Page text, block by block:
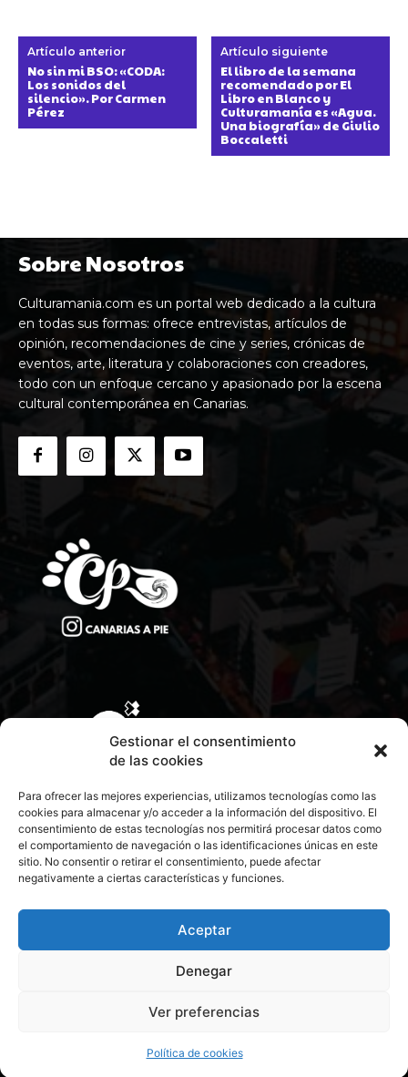
Gestionar el consentimiento
de las cookies
Para ofrecer las mejores experiencias, utilizamos tecnologías como las
cookies para almacenar y/o acceder a la información del dispositivo. El
consentimiento de estas tecnologías nos permitirá procesar datos como
el comportamiento de navegación o las identificaciones únicas en este
sitio. No consentir o retirar el consentimiento, puede afectar
negativamente a ciertas características y funciones.
Aceptar
Denegar
Ver preferencias
Política de cookies
Artículo anterior
No sin mi BSO: «CODA:
Los sonidos del
silencio». Por Carmen
Pérez
Artículo siguiente
El libro de la semana
recomendado por El
Libro en Blanco y
Culturamanía es «Agua.
Una biografía» de Giulio
Boccaletti
Sobre Nosotros
Culturamania.com es un portal web dedicado a la cultura
en todas sus formas: ofrece entrevistas, artículos de
opinión, recomendaciones de cine y series, crónicas de
eventos, arte, literatura y colaboraciones con creadores,
todo con un enfoque cercano y apasionado por la escena
cultural contemporánea en Canarias.
CONTACTA CON NOSOTROS
© 2026 Todos los derechos reservados. Culturamanía